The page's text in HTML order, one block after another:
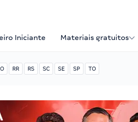
Iniciante Materiais gratuitos
RR RS SC SE SP TO